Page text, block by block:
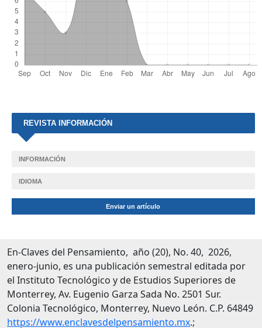
REVISTA INFORMACIÓN
INFORMACIÓN
IDIOMA
Enviar un artículo
En-Claves del Pensamiento, año (20), No. 40, 2026,
enero-junio, es una publicación semestral editada por
el Instituto Tecnológico y de Estudios Superiores de
Monterrey, Av. Eugenio Garza Sada No. 2501 Sur.
Colonia Tecnológico, Monterrey, Nuevo León. C.P. 64849
https://www.enclavesdelpensamiento.mx.;